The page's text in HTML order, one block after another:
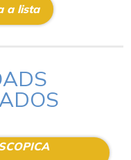
a lista